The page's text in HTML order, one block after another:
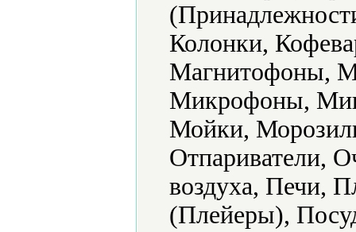
Колонки,
Магнитофоны,
Микрофоны,
Мойки,
Отпариватели,
воздуха, Печи,
(Плейеры),